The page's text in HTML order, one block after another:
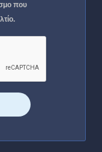
που